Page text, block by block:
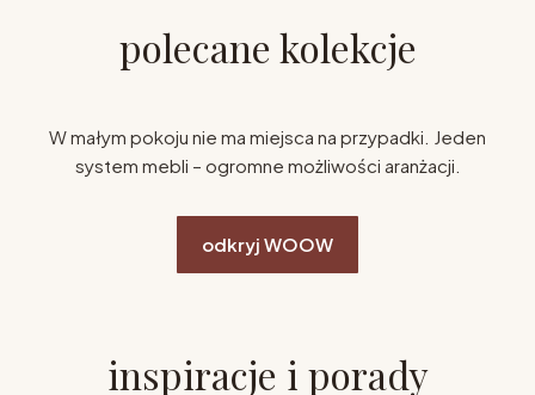
polecane kolekcje
W małym pokoju nie ma miejsca na przypadki. Jeden
system mebli – ogromne możliwości aranżacji.
odkryj WOOW
inspiracje i porady